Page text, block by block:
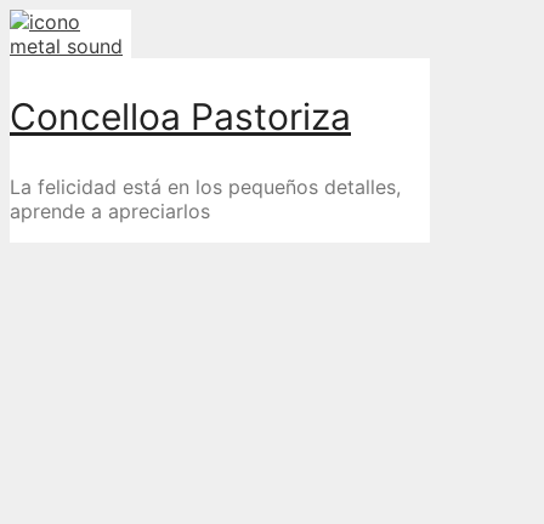
Skip
to
Concelloa Pastoriza
La felicidad está en los pequeños detalles,
aprende a apreciarlos